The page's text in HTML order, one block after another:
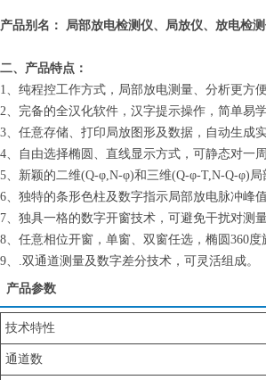
产品别名： 局部放电检测仪、局放仪、放电检
二、产品特点：
1、纯程控工作方式，局部放电测量、分析更方便
2、完备的全汉化软件，汉字提示操作，简单易学
3、任意存储、打印局放图形及数据，自动生成实
4、自由选择椭圆、直线显示方式，可静态对一
5、新颖的二维(Q-φ,N-φ)和三维(Q-φ-T,N-Q-φ)
6、独特的条形色柱及数字指示局部放电脉冲峰值
7、独具一格的数字开窗技术，可避免干扰对测量
8、任意相位开窗，单窗、双窗任选，椭圆360度
9、.双通道测量及数字差分技术，可灵活组成。
产品参数
技术特性
通道数